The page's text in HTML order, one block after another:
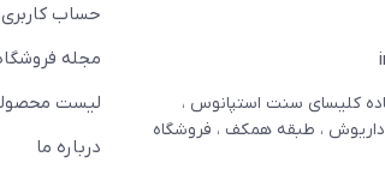
کلیسای سنت استپانوس ،
داریوش ، طبقه همکف ، فروشگاه
حساب کاربری
مجله
لیست
درباره ما